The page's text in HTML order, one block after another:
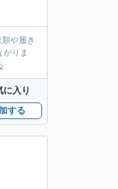
や履き
りま
に入り
する